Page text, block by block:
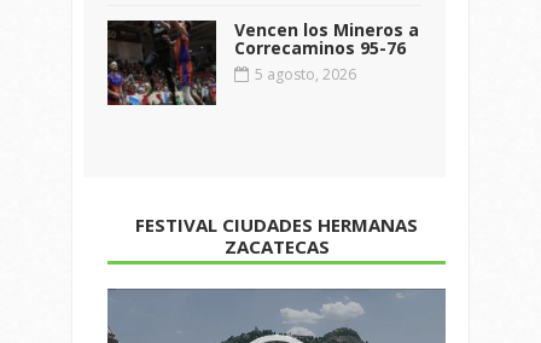
Vencen los Mineros a
Correcaminos 95-76
5 agosto, 2026
FESTIVAL CIUDADES HERMANAS
ZACATECAS
de